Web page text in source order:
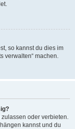
so kannst du dies im
verwalten“ machen.
oder verbieten.
kannst und du